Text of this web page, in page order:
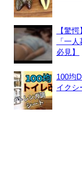
【驚
「一
必見】
100均
イク